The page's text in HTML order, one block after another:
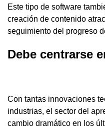
Este tipo de software
creación de contenido
seguimiento del progreso
Debe centrarse
Con tantas innovaciones
industrias, el sector del
cambio dramático en los